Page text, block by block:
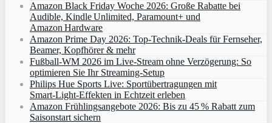
Amazon Black Friday Woche 2026: Große Rabatte bei
Audible, Kindle Unlimited, Paramount+ und
Amazon Hardware
Amazon Prime Day 2026: Top-Technik-Deals für Fernseher,
Beamer, Kopfhörer & mehr
Fußball-WM 2026 im Live-Stream ohne Verzögerung: So
optimieren Sie Ihr Streaming-Setup
Philips Hue Sports Live: Sportübertragungen mit
Smart‑Light‑Effekten in Echtzeit erleben
Amazon Frühlingsangebote 2026: Bis zu 45 % Rabatt zum
Saisonstart sichern